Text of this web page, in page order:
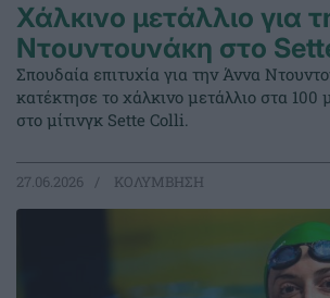
Χάλκινο μετάλλιο για
Ντουντουνάκη στο
Σπουδαία επιτυχία για την Άννα
κατέκτησε το χάλκινο μετάλλιο στα 100
στο μίτινγκ Sette Colli.
27.06.2026 ΚΟΛΥΜΒΗΣΗ